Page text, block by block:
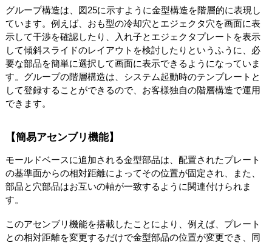
グループ構造は、図25に示すように金型構造を階層的に表現し
ています。例えば、おも型の冷却穴とエジェクタ穴を画面に表
示して干渉を確認したり、入れ子とエジェクタプレートを表示
して傾斜スライドのレイアウトを検討したりというふうに、必
要な部品を簡単に選択して画面に表示できるようになっていま
す。グループの階層構造は、システム起動時のテンプレートと
して登録することができるので、お客様独自の階層構造で運用
できます。
【簡易アセンブリ機能】
モールドベースに追加される金型部品は、配置されたプレート
の基準面からの相対距離によってその位置が固定され、また、
部品と穴部品はお互いの軸が一致するように関連付けられま
す。
このアセンブリ機能を搭載したことにより、例えば、プレート
との相対距離を変更するだけで金型部品の位置が変更でき、同